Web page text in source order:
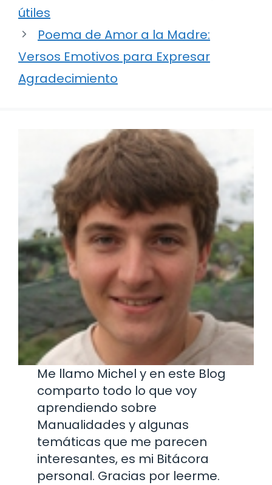
útiles
Poema de Amor a la Madre:
Versos Emotivos para Expresar
Agradecimiento
Me llamo Michel y en este Blog
comparto todo lo que voy
aprendiendo sobre
Manualidades y algunas
temáticas que me parecen
interesantes, es mi Bitácora
personal. Gracias por leerme.